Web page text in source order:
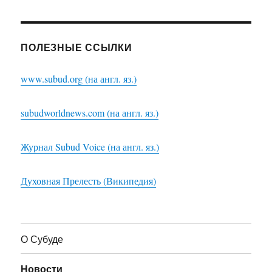
ПОЛЕЗНЫЕ ССЫЛКИ
www.subud.org (на англ. яз.)
subudworldnews.com (на англ. яз.)
Журнал Subud Voice (на англ. яз.)
Духовная Прелесть (Википедия)
О Субуде
Новости